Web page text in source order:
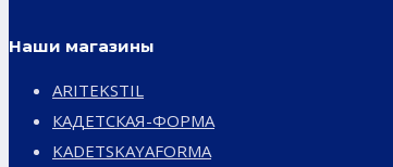
Наши магазины
ARITEKSTIL
КАДЕТСКАЯ-ФОРМА
KADETSKAYAFORMA